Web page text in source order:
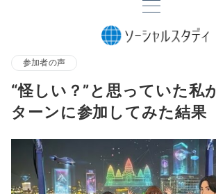
参加者の声
“怪しい？”と思っていた私
ターンに参加してみた結果